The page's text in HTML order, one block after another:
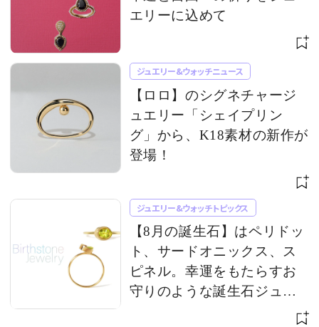
エリーに込めて
ジュエリー&ウォッチニュース
【ロロ】のシグネチャージ
ュエリー「シェイプリン
グ」から、K18素材の新作が
登場！
ジュエリー&ウォッチトピックス
【8月の誕生石】はペリドッ
ト、サードオニックス、ス
ピネル。幸運をもたらすお
守りのような誕生石ジュエ